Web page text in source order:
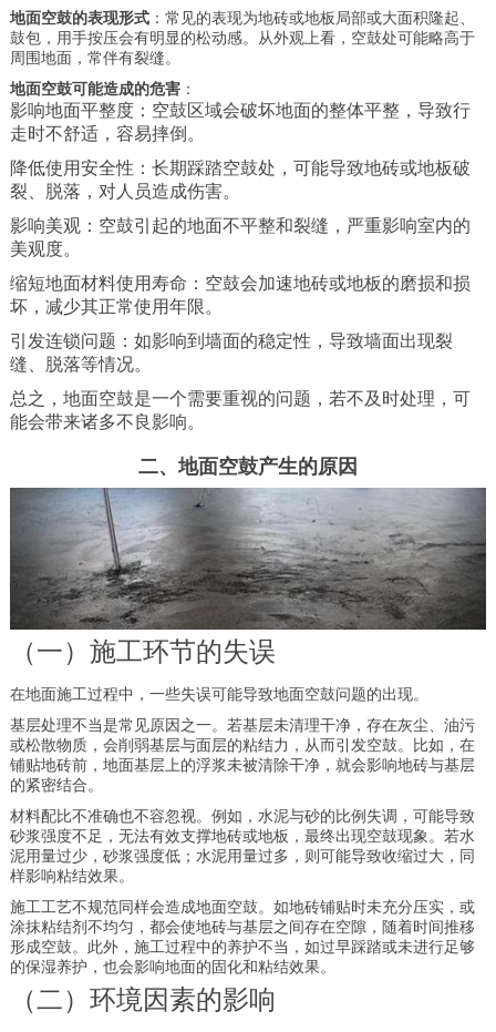
地面空鼓的表现形式：常见的表现为地砖或地板局部或大面积隆起、
鼓包，用手按压会有明显的松动感。从外观上看，空鼓处可能略高于
周围地面，常伴有裂缝。
地面空鼓可能造成的危害：
影响地面平整度：空鼓区域会破坏地面的整体平整，导致行
走时不舒适，容易摔倒。
降低使用安全性：长期踩踏空鼓处，可能导致地砖或地板破
裂、脱落，对人员造成伤害。
影响美观：空鼓引起的地面不平整和裂缝，严重影响室内的
美观度。
缩短地面材料使用寿命：空鼓会加速地砖或地板的磨损和损
坏，减少其正常使用年限。
引发连锁问题：如影响到墙面的稳定性，导致墙面出现裂
缝、脱落等情况。
总之，地面空鼓是一个需要重视的问题，若不及时处理，可
能会带来诸多不良影响。
二、地面空鼓产生的原因
（一）施工环节的失误
在地面施工过程中，一些失误可能导致地面空鼓问题的出现。
基层处理不当是常见原因之一。若基层未清理干净，存在灰尘、油污
或松散物质，会削弱基层与面层的粘结力，从而引发空鼓。比如，在
铺贴地砖前，地面基层上的浮浆未被清除干净，就会影响地砖与基层
的紧密结合。
材料配比不准确也不容忽视。例如，水泥与砂的比例失调，可能导致
砂浆强度不足，无法有效支撑地砖或地板，最终出现空鼓现象。若水
泥用量过少，砂浆强度低；水泥用量过多，则可能导致收缩过大，同
样影响粘结效果。
施工工艺不规范同样会造成地面空鼓。如地砖铺贴时未充分压实，或
涂抹粘结剂不均匀，都会使地砖与基层之间存在空隙，随着时间推移
形成空鼓。此外，施工过程中的养护不当，如过早踩踏或未进行足够
的保湿养护，也会影响地面的固化和粘结效果。
（二）环境因素的影响